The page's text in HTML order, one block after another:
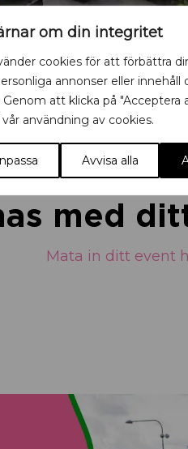
om din integritet
cookies för att förbättra
annonser eller innehåll
Genom att klicka på "Acceptera
användning av cookies.
Avvisa alla
med
Mata in ditt event